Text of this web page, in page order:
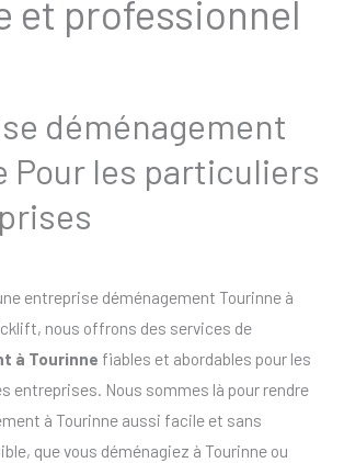
et professionnel
déménagement
Pour les particuliers
entreprise déménagement Tourinne à
nous offrons des services de
à Tourinne fiables et abordables pour les
entreprises. Nous sommes là pour rendre
à Tourinne aussi facile et sans
que vous déménagiez à Tourinne ou